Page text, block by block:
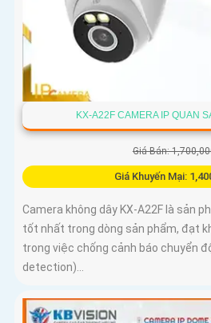
KX-A22F CAMERA IP QUAN
Giá Bán:
Giá Khuyến Mại:
Camera không dây KX-A22F là sản
tốt nhất trong dòng sản phẩm, đạt
trong việc chống cảnh báo chuyển
detection)...